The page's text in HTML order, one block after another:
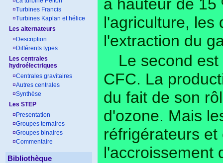
¤Turbines Francis
¤Turbines Kaplan et hélice
Les alternateurs
¤ Description
¤ Différents types
Les centrales
hydroélectriques
¤Centrales gravitaires
¤Autres centrales
¤Synthèse
Les STEP
¤ Presentation
¤Groupes ternaires
¤Groupes binaires
¤Commentaire
Bibliothèque
à hauteur de 15
l'agriculture, les
l'extraction du
Le second
CFC. La
du fait de son
d'ozone. Mais
réfrigérateurs
l'accroissement